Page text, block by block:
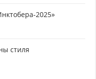
2025»
стиля